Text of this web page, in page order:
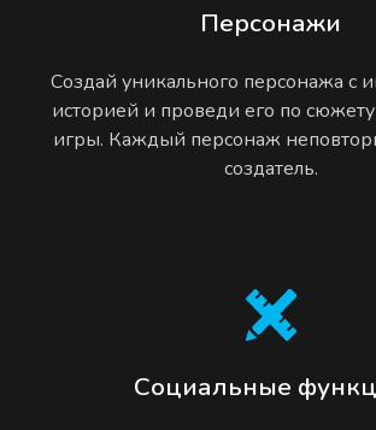
Персонажи
Создай уникального персонажа с
историей и проведи его по
игры. Каждый персонаж
создатель.
Социальные